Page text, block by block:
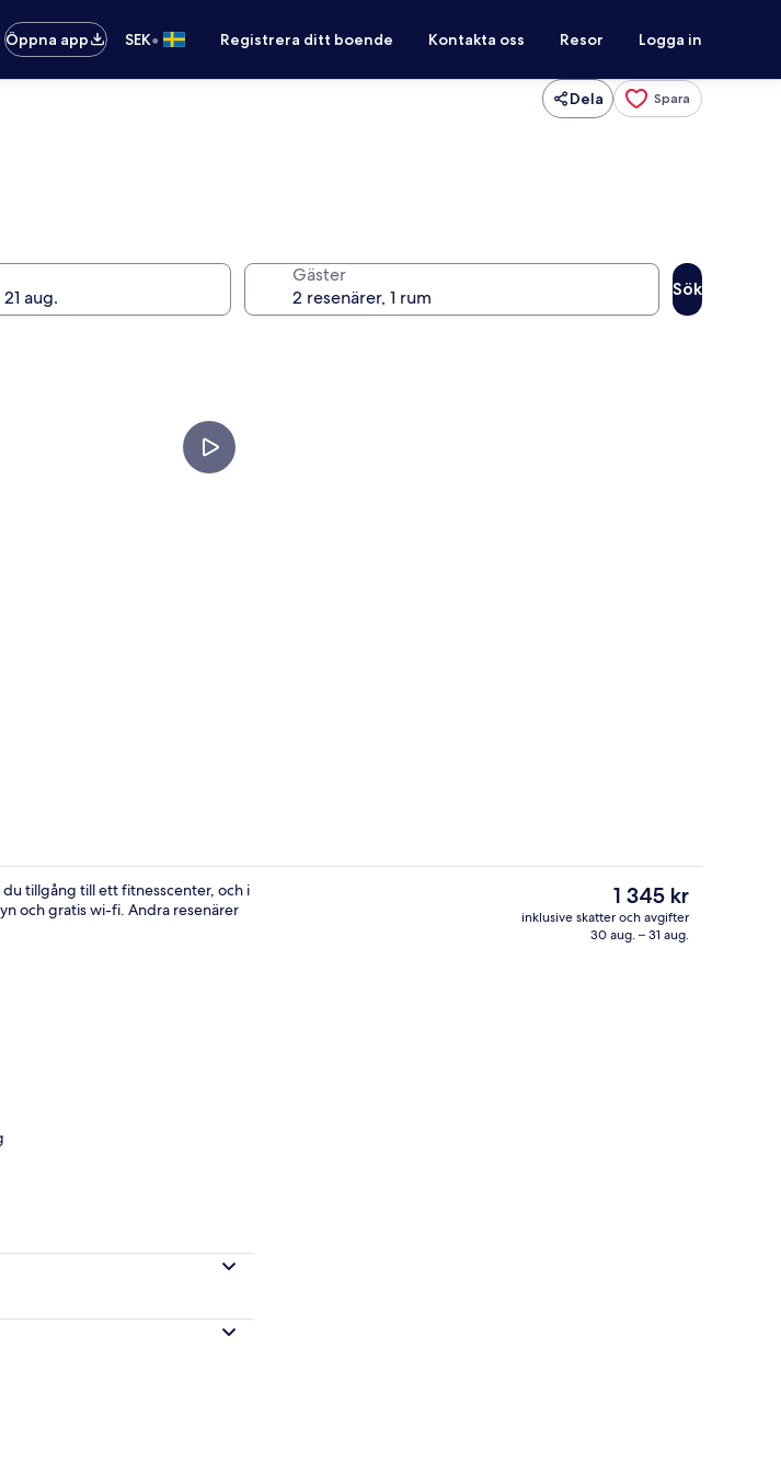
Öppna app
SEK• Registrera ditt boende Kontakta oss Resor Logga in
Dela Spara
Gäster
Sök
tillgång till ett fitnesscenter, och i
och gratis wi-fi. Andra resenärer
Det
nuvarande
priset
1 345 kr
inklusive skatter och avgifter
30 aug. – 31 aug.